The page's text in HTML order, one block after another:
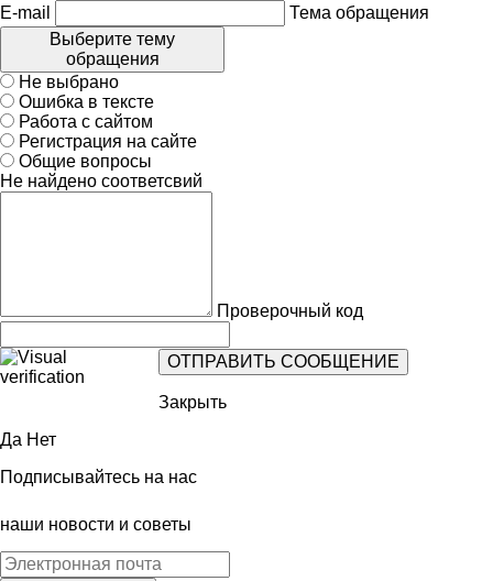
E-mail
Тема обращения
Выберите тему
обращения
Не выбрано
Ошибка в тексте
Работа с сайтом
Регистрация на сайте
Общие вопросы
Не найдено соответсвий
Проверочный код
Закрыть
Да Нет
Подписывайтесь на нас
наши новости и советы